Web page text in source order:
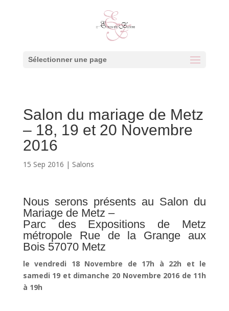
Sélectionner une page
Salon du mariage de Metz
– 18, 19 et 20 Novembre
2016
15 Sep 2016 | Salons
Nous serons présents au Salon du
Mariage de Metz –
Parc des Expositions de Metz
métropole Rue de la Grange aux
Bois 57070 Metz
le vendredi 18 Novembre de 17h à 22h et le
samedi 19 et dimanche 20 Novembre 2016 de 11h
à 19h